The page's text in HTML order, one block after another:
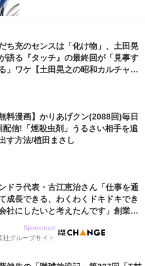
ち充のセンスは「化け物」、土田晃
語る『タッチ』の最終回が「見事す
」ワケ【土田晃之の昭和カルチャー
無料漫画】かりあげクン(2088回)毎日
配信!「煙殺虫剤」うるさい相手を追
す方法/植田まさし
ドラ代表・古江恵治さん「仕事を通
成長できる、わくわくドキドキでき
社にしたいと考えたんです」創業来
社のアイデンティティ
Sponsored
社グループサイト